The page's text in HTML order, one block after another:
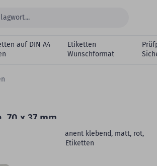
auf DIN A4
Etiketten
Wunschformat
70 x 37 mm
Bogen, Papier, permanent klebend, matt, rot,
100 Blatt, 2.400 Etiketten